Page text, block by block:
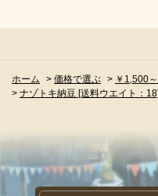
ホーム > 価格で選ぶ > ￥1,500
> ナゾトキ納豆 [送料ウエイト：